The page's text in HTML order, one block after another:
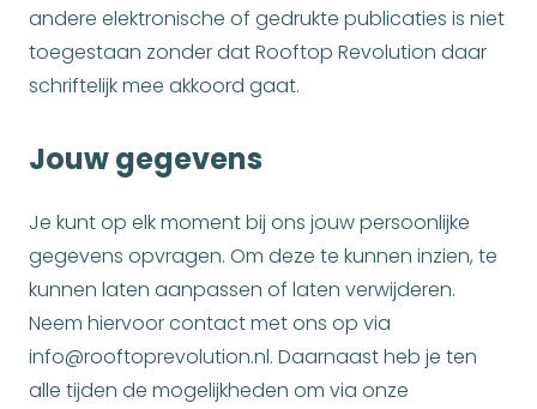
andere elektronische of gedrukte publicaties is niet
toegestaan zonder dat Rooftop Revolution daar
schriftelijk mee akkoord gaat.
Jouw gegevens
Je kunt op elk moment bij ons jouw persoonlijke
gegevens opvragen. Om deze te kunnen inzien, te
kunnen laten aanpassen of laten verwijderen.
Neem hiervoor contact met ons op via
info@rooftoprevolution.nl. Daarnaast heb je ten
alle tijden de mogelijkheden om via onze